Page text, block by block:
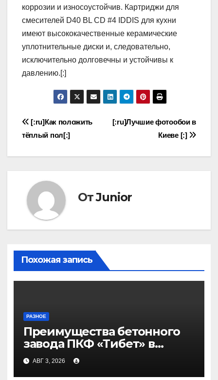
коррозии и износоустойчив. Картриджи для
смесителей D40 BL CD #4 IDDIS для кухни
имеют высококачественные керамические
уплотнительные диски и, следовательно,
исключительно долговечны и устойчивы к
давлению.[:]
Навигация
[:ru]Лучшие фотообои в
Киеве [:]
[:ru]Как положить
тёплый пол[:]
ОтJunior
Похожая запись
РАЗНОЕ
Преимущества бетонного
завода ПКФ «Тибет» в
Волгограде и Волжском
АВГ 3, 2026